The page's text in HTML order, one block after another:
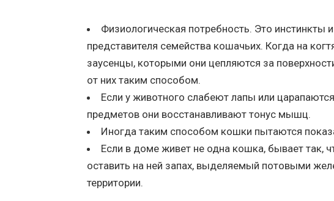
Физиологическая потребность. Это инстинкты
представителя семейства кошачьих. Когда на
заусенцы, которыми они цепляются за
от них таким способом.
Если у животного слабеют лапы или
предметов они восстанавливают тонус мышц.
Иногда таким способом кошки пытаются
Если в доме живет не одна кошка, бывает так,
оставить на ней запах, выделяемый потовыми
территории.